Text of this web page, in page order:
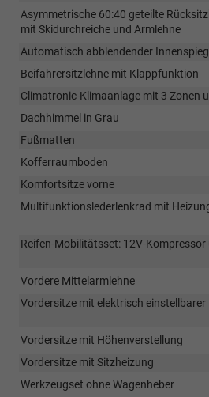
Asymmetrische 60:40 geteilte
mit Skidurchreiche und Armlehne
Automatisch abblendender
Beifahrersitzlehne mit Klappfunktion
Climatronic-Klimaanlage mit 3 Zonen
Dachhimmel in Grau
Fußmatten
Kofferraumboden
Komfortsitze vorne
Multifunktionslederlenkrad mit
Reifen-Mobilitätsset: 12V-
Vordere Mittelarmlehne
Vordersitze mit elektrisch
Vordersitze mit Höhenverstellung
Vordersitze mit Sitzheizung
Werkzeugset ohne Wagenheber